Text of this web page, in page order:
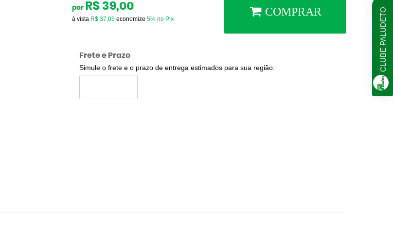
por R$ 39,00
à vista R$ 37,05economize 5% no Pix
COMPRAR
Frete e Prazo
Simule o frete e o prazo de entrega estimados para sua região:
CLUBE PALUDETO